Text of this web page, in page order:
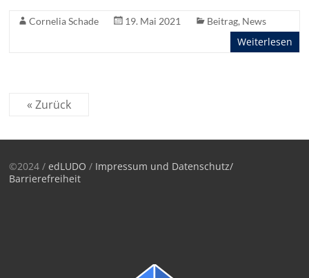
Cornelia Schade 19. Mai 2021 Beitrag, News
Weiterlesen
« Zurück
©2024 /edLUDO / Impressum und Datenschutz/
Barrierefreiheit